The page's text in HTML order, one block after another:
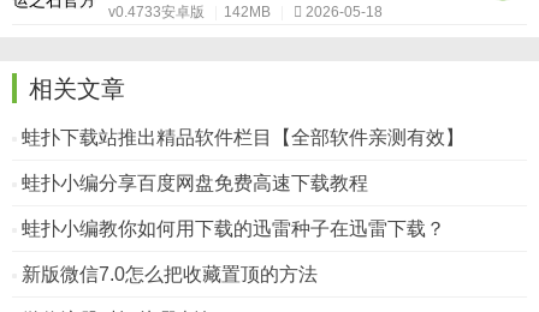
v0.4733安卓版 142MB 2026-05-18
相关文章
蛙扑下载站推出精品软件栏目【全部软件亲测有效】
蛙扑小编分享百度网盘免费高速下载教程
蛙扑小编教你如何用下载的迅雷种子在迅雷下载？
新版微信7.0怎么把收藏置顶的方法